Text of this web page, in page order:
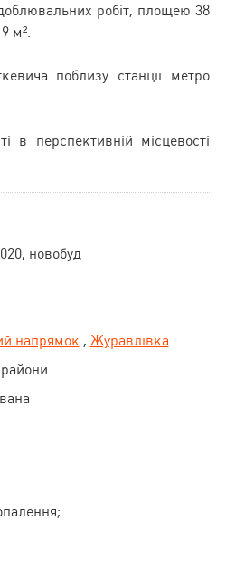
робіт, площею 38
м².
поблизу станції метро
в перспективній місцевості
новобуд
напрямок , Журавлівка